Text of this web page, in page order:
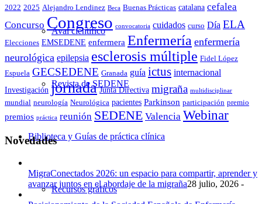
Aval científico
Revista de SEDENE
Biblioteca y Guías de práctica clínica
Recursos gráficos
2022 2025 Alejandro Lendinez Beca Buenas Prácticas catalana cefalea
Concurso Congreso convocatoria cuidados curso Día ELA
Elecciones EMSEDENE enfermera Enfermería enfermería
neurológica epilepsia esclerosis múltiple Fidel López
Espuela GECSEDENE Granada guía ictus internacional
Investigación jornada Junta Directiva migraña multidisciplinar
mundial neurología Neurológica pacientes Parkinson participación premio
premios práctica reunión SEDENE Valencia Webinar
Novedades
MigraConectados 2026: un espacio para compartir, aprender y
avanzar juntos en el abordaje de la migraña28 julio, 2026 -